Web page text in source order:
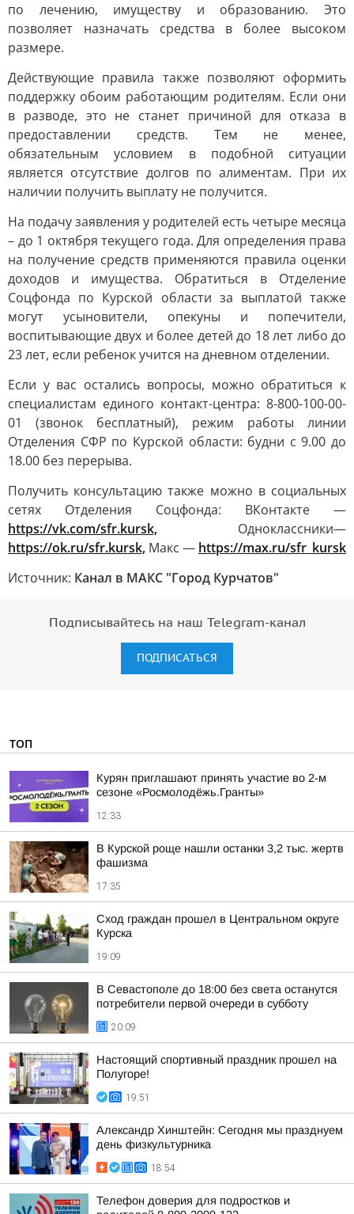
по лечению, имуществу и образованию. Это
позволяет назначать средства в более высоком
размере.
Действующие правила также позволяют оформить
поддержку обоим работающим родителям. Если они
в разводе, это не станет причиной для отказа в
предоставлении средств. Тем не менее,
обязательным условием в подобной ситуации
является отсутствие долгов по алиментам. При их
наличии получить выплату не получится.
На подачу заявления у родителей есть четыре месяца
– до 1 октября текущего года. Для определения права
на получение средств применяются правила оценки
доходов и имущества. Обратиться в Отделение
Соцфонда по Курской области за выплатой также
могут усыновители, опекуны и попечители,
воспитывающие двух и более детей до 18 лет либо до
23 лет, если ребенок учится на дневном отделении.
Если у вас остались вопросы, можно обратиться к
специалистам единого контакт-центра: 8-800-100-00-
01 (звонок бесплатный), режим работы линии
Отделения СФР по Курской области: будни с 9.00 до
18.00 без перерыва.
Получить консультацию также можно в социальных
сетях Отделения Соцфонда: ВКонтакте —
https://vk.com/sfr.kursk, Одноклассники—
https://ok.ru/sfr.kursk, Макс — https://max.ru/sfr_kursk
Источник: Канал в МАКС "Город Курчатов"
Подписывайтесь на наш Telegram-канал
ПОДПИСАТЬСЯ
ТОП
Курян приглашают принять участие во 2-м
сезоне «Росмолодёжь.Гранты»
12:33
В Курской роще нашли останки 3,2 тыс. жертв
фашизма
17:35
Сход граждан прошел в Центральном округе
Курска
19:09
В Севастополе до 18:00 без света останутся
потребители первой очереди в субботу
20:09
Настоящий спортивный праздник прошел на
Полугоре!
19:51
Александр Хинштейн: Сегодня мы празднуем
день физкультурника
18:54
Телефон доверия для подростков и